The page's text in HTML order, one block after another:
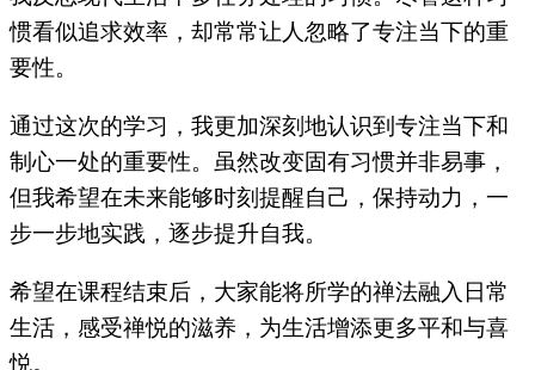
惯看似追求效率，却常常让人忽略了专注当下的重
要性。
通过这次的学习，我更加深刻地认识到专注当下和
制心一处的重要性。虽然改变固有习惯并非易事，
但我希望在未来能够时刻提醒自己，保持动力，一
步一步地实践，逐步提升自我。
希望在课程结束后，大家能将所学的禅法融入日常
生活，感受禅悦的滋养，为生活增添更多平和与喜
悦。